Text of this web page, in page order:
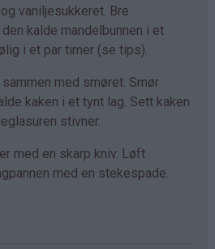
vaniljesukkeret. Bre
kalde mandelbunnen i et
i et par timer (se tips).
med smøret. Smør
kaken i et tynt lag. Sett kaken
stivner.
med en skarp kniv. Løft
med en stekespade.